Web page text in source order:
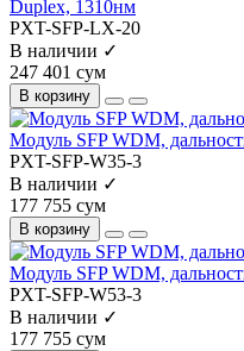
Duplex, 1310нм
PXT-SFP-LX-20
В наличии ✓
247 401 сум
В корзину
Модуль SFP WDM,
PXT-SFP-W35-3
В наличии ✓
177 755 сум
В корзину
Модуль SFP WDM,
PXT-SFP-W53-3
В наличии ✓
177 755 сум